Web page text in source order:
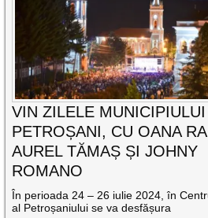
VIN ZILELE MUNICIPIULUI
PETROȘANI, CU OANA
AUREL TĂMAȘ ȘI JOHNY
ROMANO
În perioada 24 – 26 iulie 2024, în
al Petroșaniului se va desfășura